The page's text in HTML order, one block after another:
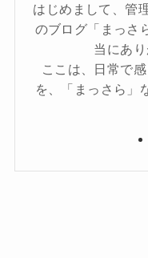
はじめまして、管
のブログ「まっさ
当にあり
ここは、日常で
を、「まっさら」